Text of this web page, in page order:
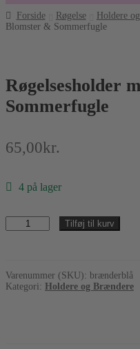
Forside Røgelse Holdere
Blomster & Sommerfugle
Røgelsesholder
Sommerfugle
65,00kr.
4 på lager
Røgelsesholder
med
Sommerfugle
antal
Tilføj til kurv
Varenummer (SKU): brænderblå
Kategori: Holdere og Brændere